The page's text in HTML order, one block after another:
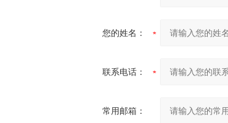
您的姓名：
联系电话：
常用邮箱：